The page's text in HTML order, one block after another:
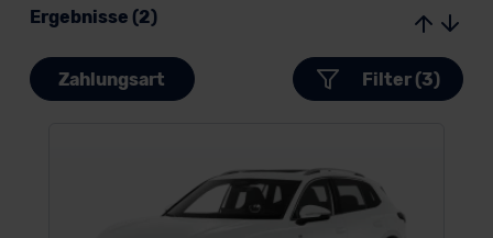
Ergebnisse (2)
Zahlungsart Filter (3)